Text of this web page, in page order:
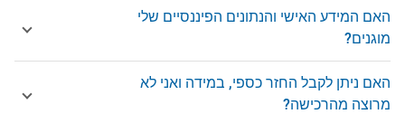
האם המידע האישי והנתונים הפיננסיים שלי
מוגנים?
האם ניתן לקבל החזר כספי, במידה ואני לא
מרוצה מהרכישה?